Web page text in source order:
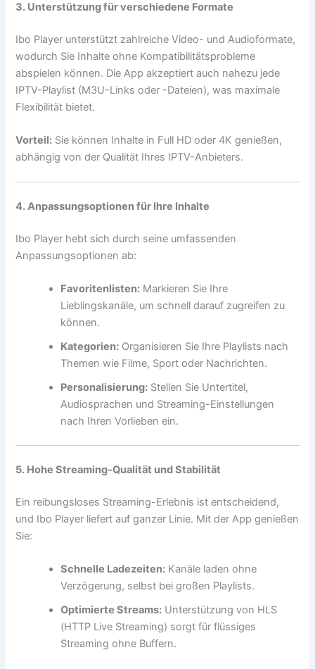
3. Unterstützung für verschiedene Formate
Ibo Player unterstützt zahlreiche Video- und Audioformate,
wodurch Sie Inhalte ohne Kompatibilitätsprobleme
abspielen können. Die App akzeptiert auch nahezu jede
IPTV-Playlist (M3U-Links oder -Dateien), was maximale
Flexibilität bietet.
Vorteil: Sie können Inhalte in Full HD oder 4K genießen,
abhängig von der Qualität Ihres IPTV-Anbieters.
4. Anpassungsoptionen für Ihre Inhalte
Ibo Player hebt sich durch seine umfassenden
Anpassungsoptionen ab:
Favoritenlisten: Markieren Sie Ihre
Lieblingskanäle, um schnell darauf zugreifen zu
können.
Kategorien: Organisieren Sie Ihre Playlists nach
Themen wie Filme, Sport oder Nachrichten.
Personalisierung: Stellen Sie Untertitel,
Audiosprachen und Streaming-Einstellungen
nach Ihren Vorlieben ein.
5. Hohe Streaming-Qualität und Stabilität
Ein reibungsloses Streaming-Erlebnis ist entscheidend,
und Ibo Player liefert auf ganzer Linie. Mit der App genießen
Sie:
Schnelle Ladezeiten: Kanäle laden ohne
Verzögerung, selbst bei großen Playlists.
Optimierte Streams: Unterstützung von HLS
(HTTP Live Streaming) sorgt für flüssiges
Streaming ohne Buffern.